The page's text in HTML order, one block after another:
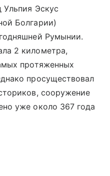
Ульпия Эскус
Болгарии)
Румынии.
2 километра,
протяженных
просуществовал
сооружение
уже около 367 года